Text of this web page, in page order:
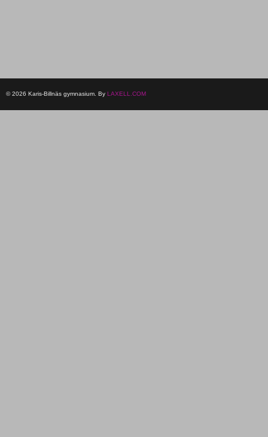
© 2026 Karis-Billnäs gymnasium. By LAXELL.COM